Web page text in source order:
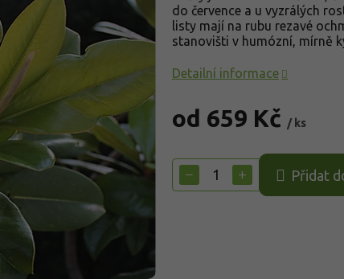
od 659 Kč / ks
cena:
+
− Přidat
do července a u vyzrálých
listy mají na rubu rezavé
stanovišti v humózní, mírně
Detailní informace